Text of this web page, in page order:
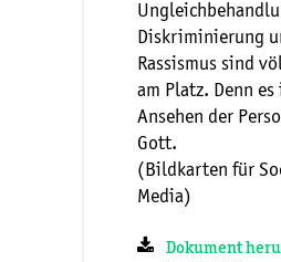
Diskriminierung
Rassismus sind
am Platz. Denn
Ansehen der
Gott.
(Bildkarten für
Media)
Dokument